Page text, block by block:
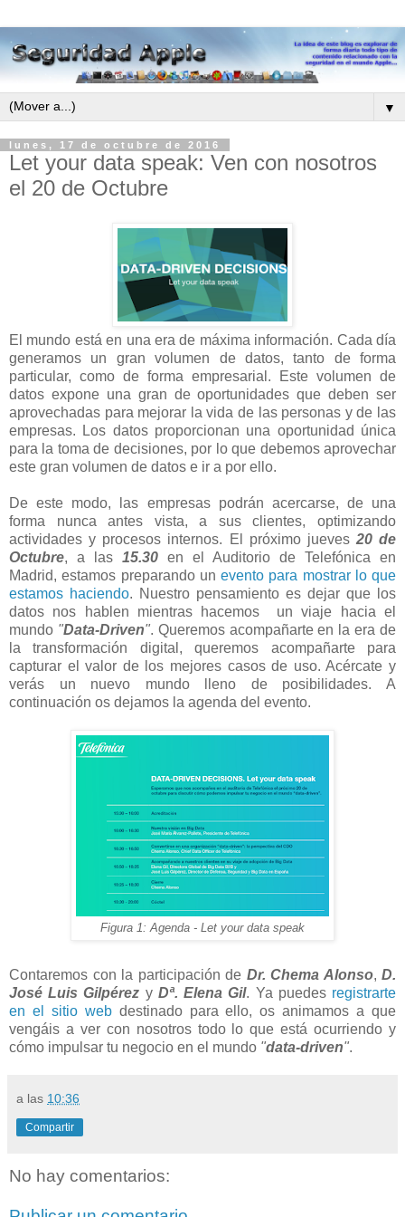
▼
lunes, 17 de octubre de 2016
Let your data speak: Ven con nosotros
el 20 de Octubre
El mundo está en una era de máxima información. Cada día
generamos un gran volumen de datos, tanto de forma
particular, como de forma empresarial. Este volumen de
datos expone una gran de oportunidades que deben ser
aprovechadas para mejorar la vida de las personas y de las
empresas. Los datos proporcionan una oportunidad única
para la toma de decisiones, por lo que debemos aprovechar
este gran volumen de datos e ir a por ello.
De este modo, las empresas podrán acercarse, de una
forma nunca antes vista, a sus clientes, optimizando
actividades y procesos internos. El próximo jueves 20 de
Octubre, a las 15.30 en el Auditorio de Telefónica en
Madrid, estamos preparando un evento para mostrar lo que
estamos haciendo. Nuestro pensamiento es dejar que los
datos nos hablen mientras hacemos un viaje hacia el
mundo "Data-Driven". Queremos acompañarte en la era de
la transformación digital, queremos acompañarte para
capturar el valor de los mejores casos de uso. Acércate y
verás un nuevo mundo lleno de posibilidades. A
continuación os dejamos la agenda del evento.
Figura 1: Agenda - Let your data speak
Contaremos con la participación de Dr. Chema Alonso, D.
José Luis Gilpérez y Dª. Elena Gil. Ya puedes registrarte
en el sitio webdestinado para ello, os animamos a que
vengáis a ver con nosotros todo lo que está ocurriendo y
cómo impulsar tu negocio en el mundo "data-driven".
a las 10:36
Compartir
No hay comentarios: